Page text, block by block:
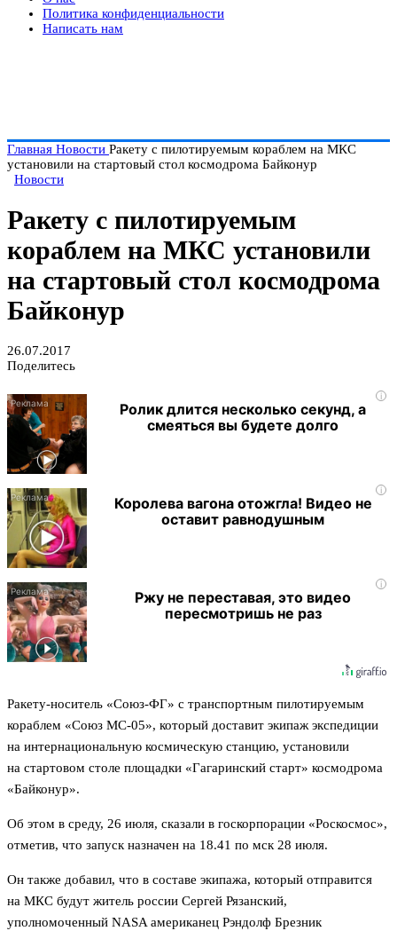
Политика конфиденциальности
Написать нам
Главная Новости Ракету с пилотируемым кораблем на МКС
установили на стартовый стол космодрома Байконур
Новости
Ракету с пилотируемым
кораблем на МКС установили
на стартовый стол космодрома
Байконур
26.07.2017
Поделитесь
i
Ролик длится несколько секунд, а
смеяться вы будете долго
i
Королева вагона отожгла! Видео не
оставит равнодушным
i
Ржу не переставая, это видео
пересмотришь не раз
Ракету-носитель «Союз-ФГ» с транспортным пилотируемым
кораблем «Союз МС-05», который доставит экипаж экспедиции
на интернациональную космическую станцию, установили
на стартовом столе площадки «Гагаринский старт» космодрома
«Байконур».
Об этом в среду, 26 июля, сказали в госкорпорации «Роскосмос»,
отметив, что запуск назначен на 18.41 по мск 28 июля.
Он также добавил, что в составе экипажа, который отправится
на МКС будут житель россии Сергей Рязанский,
уполномоченный NASA американец Рэндолф Брезник